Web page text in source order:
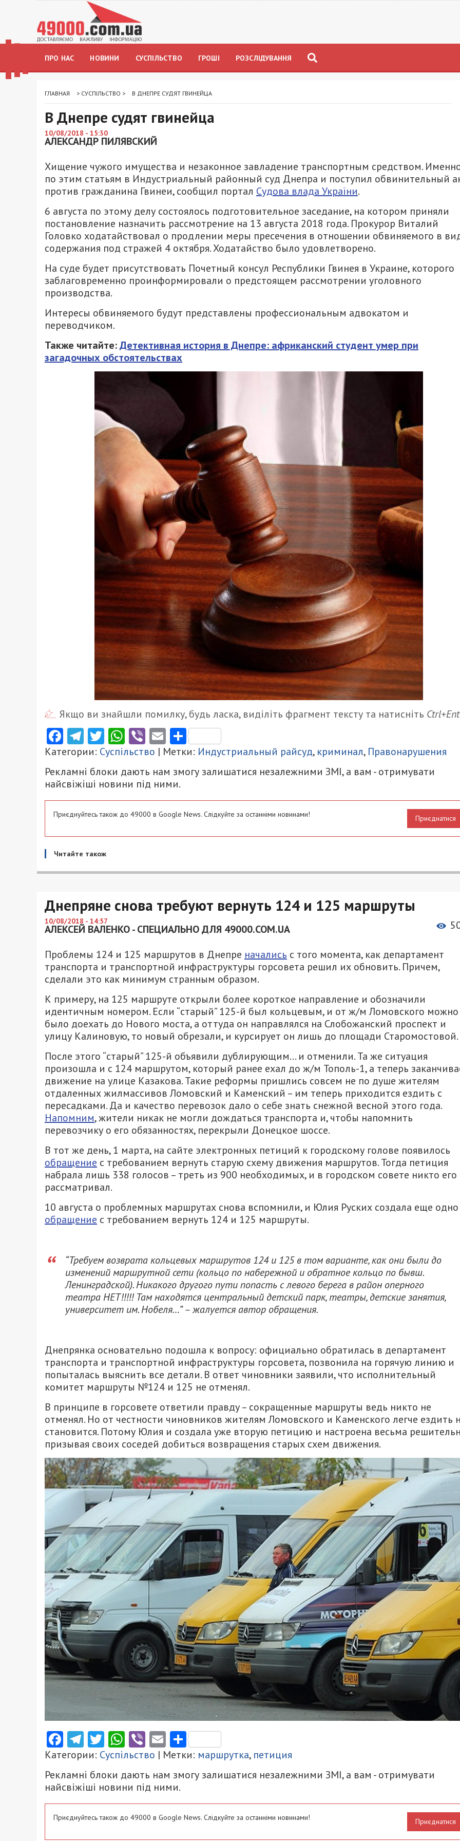
ПРО НАС НОВИНИ СУСПІЛЬСТВО ГРОШІ РОЗСЛІДУВАННЯ
ГЛАВНАЯ > СУСПІЛЬСТВО > В ДНЕПРЕ СУДЯТ ГВИНЕЙЦА
В Днепре судят гвинейца
10/08/2018 - 15:30
АЛЕКСАНДР ПИЛЯВСКИЙ
Хищение чужого имущества и незаконное завладение транспортным средством.
по этим статьям в Индустриальный районный суд Днепра и поступил обвинительный
против гражданина Гвинеи, сообщил портал Судова влада України.
6 августа по этому делу состоялось подготовительное заседание, на котором приняли
постановление назначить рассмотрение на 13 августа 2018 года. Прокурор Виталий
Головко ходатайствовал о продлении меры пресечения в отношении обвиняемого в
содержания под стражей 4 октября. Ходатайство было удовлетворено.
На суде будет присутствовать Почетный консул Республики Гвинея в Украине, которого
заблаговременно проинформировали о предстоящем рассмотрении уголовного
производства.
Интересы обвиняемого будут представлены профессиональным адвокатом и
переводчиком.
Также читайте:Детективная история в Днепре: африканский студент умер при
загадочных обстоятельствах
Якщо ви знайшли помилку, будь ласка, виділіть фрагмент тексту та натисніть
Facebook
Telegram
Twitter
WhatsApp
ViberEmailПоділитися
Категории: Суспільство | Метки: Индустриальный райсуд, криминал, Правонарушения
Рекламні блоки дають нам змогу залишатися незалежними ЗМІ, а вам - отримувати
найсвіжіші новини під ними.
Приєднуйтесь також до 49000 в Google News. Слідкуйте за останніми новинами! Приєднатися
Читайте також
Днепряне снова требуют вернуть 124 и 125 маршруты
10/08/2018 - 14:57
АЛЕКСЕЙ ВАЛЕНКО - СПЕЦИАЛЬНО ДЛЯ 49000.COM.UA
Проблемы 124 и 125 маршрутов в Днепре начались с того момента, как департамент
транспорта и транспортной инфраструктуры горсовета решил их обновить. Причем,
сделали это как минимум странным образом.
К примеру, на 125 маршруте открыли более короткое направление и обозначили
идентичным номером. Если “старый” 125-й был кольцевым, и от ж/м Ломовского можно
было доехать до Нового моста, а оттуда он направлялся на Слобожанский проспект и
улицу Калиновую, то новый обрезали, и курсирует он лишь до площади Старомостовой.
После этого “старый” 125-й объявили дублирующим… и отменили. Та же ситуация
произошла и с 124 маршрутом, который ранее ехал до ж/м Тополь-1, а теперь
движение на улице Казакова. Такие реформы пришлись совсем не по душе жителям
отдаленных жилмассивов Ломовский и Каменский – им теперь приходится ездить с
пересадками. Да и качество перевозок дало о себе знать снежной весной этого года.
Напомним, жители никак не могли дождаться транспорта и, чтобы напомнить
перевозчику о его обязанностях, перекрыли Донецкое шоссе.
В тот же день, 1 марта, на сайте электронных петиций к городскому голове появилось
обращение с требованием вернуть старую схему движения маршрутов. Тогда петиция
набрала лишь 338 голосов – треть из 900 необходимых, и в городском совете никто его
рассматривал.
10 августа о проблемных маршрутах снова вспомнили, и Юлия Руских создала еще одно
обращение с требованием вернуть 124 и 125 маршруты.
“Требуем возврата кольцевых маршрутов 124 и 125 в том варианте, как они были до
изменений маршрутной сети (кольцо по набережной и обратное кольцо по бывш.
Ленинградской). Никакого другого пути попасть с левого берега в район оперного
театра НЕТ!!!!! Там находятся центральный детский парк, театры, детские занятия,
университет им. Нобеля…” – жалуется автор обращения.
Днепрянка основательно подошла к вопросу: официально обратилась в департамент
транспорта и транспортной инфраструктуры горсовета, позвонила на горячую линию и
попыталась выяснить все детали. В ответ чиновники заявили, что исполнительный
комитет маршруты №124 и 125 не отменял.
В принципе в горсовете ответили правду – сокращенные маршруты ведь никто не
отменял. Но от честности чиновников жителям Ломовского и Каменского легче ездить
становится. Потому Юлия и создала уже вторую петицию и настроена весьма
призывая своих соседей добиться возвращения старых схем движения.
Facebook
Telegram
Twitter
WhatsApp
ViberEmailПоділитися
Категории: Суспільство | Метки: маршрутка, петиция
Рекламні блоки дають нам змогу залишатися незалежними ЗМІ, а вам - отримувати
найсвіжіші новини під ними.
Приєднуйтесь також до 49000 в Google News. Слідкуйте за останніми новинами! Приєднатися